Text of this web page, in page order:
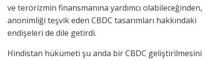
ve terörizmin finansmanına yardımcı olabileceğinden,
anonimliği teşvik eden CBDC tasarımları hakkındaki
endişeleri de dile getirdi.
Hindistan hükümeti şu anda bir CBDC geliştirilmesini